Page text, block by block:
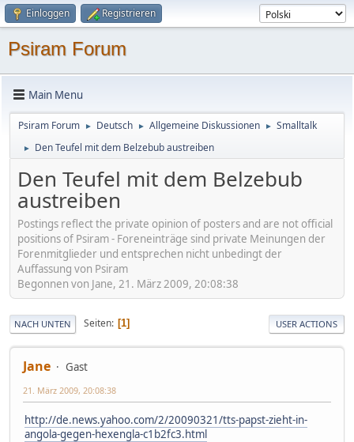
Einloggen Registrieren
Psiram Forum
Main Menu
Psiram Forum ► Deutsch ► Allgemeine Diskussionen ► Smalltalk
► Den Teufel mit dem Belzebub austreiben
Den Teufel mit dem Belzebub
austreiben
Postings reflect the private opinion of posters and are not official
positions of Psiram - Foreneinträge sind private Meinungen der
Forenmitglieder und entsprechen nicht unbedingt der
Auffassung von Psiram
Begonnen von Jane, 21. März 2009, 20:08:38
NACH UNTEN Seiten 1 USER ACTIONS
Jane Gast
21. März 2009, 20:08:38
http://de.news.yahoo.com/2/20090321/tts-papst-zieht-in-
angola-gegen-hexengla-c1b2fc3.html